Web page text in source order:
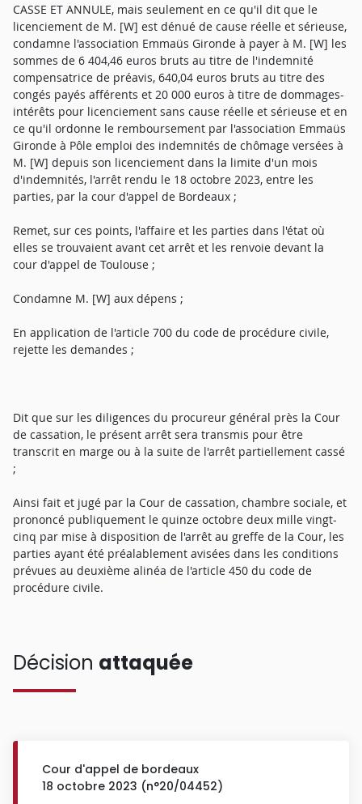
CASSE ET ANNULE, mais seulement en ce qu'il dit que le
licenciement de M. [W] est dénué de cause réelle et sérieuse,
condamne l'association Emmaüs Gironde à payer à M. [W] les
sommes de 6 404,46 euros bruts au titre de l'indemnité
compensatrice de préavis, 640,04 euros bruts au titre des
congés payés afférents et 20 000 euros à titre de dommages-
intérêts pour licenciement sans cause réelle et sérieuse et en
ce qu'il ordonne le remboursement par l'association Emmaüs
Gironde à Pôle emploi des indemnités de chômage versées à
M. [W] depuis son licenciement dans la limite d'un mois
d'indemnités, l'arrêt rendu le 18 octobre 2023, entre les
parties, par la cour d'appel de Bordeaux ;
Remet, sur ces points, l'affaire et les parties dans l'état où
elles se trouvaient avant cet arrêt et les renvoie devant la
cour d'appel de Toulouse ;
Condamne M. [W] aux dépens ;
En application de l'article 700 du code de procédure civile,
rejette les demandes ;
Dit que sur les diligences du procureur général près la Cour
de cassation, le présent arrêt sera transmis pour être
transcrit en marge ou à la suite de l'arrêt partiellement cassé
;
Ainsi fait et jugé par la Cour de cassation, chambre sociale, et
prononcé publiquement le quinze octobre deux mille vingt-
cinq par mise à disposition de l'arrêt au greffe de la Cour, les
parties ayant été préalablement avisées dans les conditions
prévues au deuxième alinéa de l'article 450 du code de
procédure civile.
Décision attaquée
Cour d'appel de bordeaux
18 octobre 2023 (n°20/04452)